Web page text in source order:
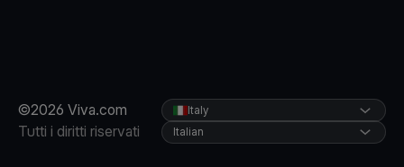
©2026 Viva.com
Tutti i diritti riservati
Italy
Italian